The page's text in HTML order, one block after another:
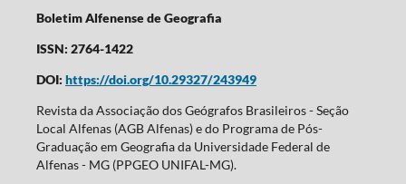
Boletim Alfenense de Geografia
ISSN: 2764-1422
DOI: https://doi.org/10.29327/243949
Revista da Associação dos Geógrafos Brasileiros - Seção
Local Alfenas (AGB Alfenas) e do Programa de Pós-
Graduação em Geografia da Universidade Federal de
Alfenas - MG (PPGEO UNIFAL-MG).